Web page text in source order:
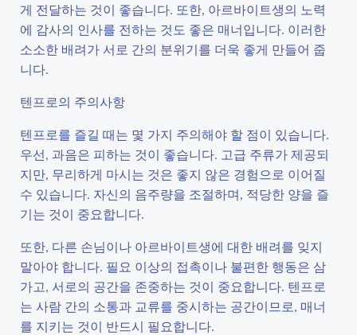
게 전달하는 것이 좋습니다. 또한, 아르바이트생의 노력
에 감사의 인사를 전하는 것도 좋은 매너입니다. 이러한
소소한 배려가 서로 간의 분위기를 더욱 좋게 만들어 줍
니다.
텐프로의 주의사항
텐프로를 즐길 때는 몇 가지 주의해야 할 점이 있습니다.
우선, 과음은 피하는 것이 좋습니다. 고급 주류가 제공되
지만, 무리하게 마시는 것은 좋지 않은 경험으로 이어질
수 있습니다. 자신의 음주량을 조절하며, 적당한 양을 즐
기는 것이 중요합니다.
또한, 다른 손님이나 아르바이트생에 대한 배려를 잊지
말아야 합니다. 필요 이상의 접촉이나 불편한 행동은 삼
가고, 서로의 공간을 존중하는 것이 중요합니다. 텐프로
는 사람 간의 소통과 교류를 중시하는 공간이므로, 매너
를 지키는 것이 반드시 필요합니다.